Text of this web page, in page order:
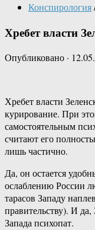
Конспирология
Хребет власти
Опубликовано ·
Хребет власти
курирование. При
самостоятельным
считают его
лишь частично.
Да, он остается
ослаблению России
тарасов Западу
правительству). И
Запада психопат.